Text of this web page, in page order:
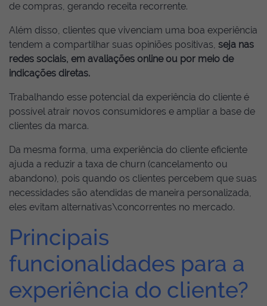
de compras, gerando receita recorrente.
Além disso, clientes que vivenciam uma boa experiência
tendem a compartilhar suas opiniões positivas, seja nas
redes sociais, em avaliações online ou por meio de
indicações diretas.
Trabalhando esse potencial da experiência do cliente é
possível atrair novos consumidores e ampliar a base de
clientes da marca.
Da mesma forma, uma experiência do cliente eficiente
ajuda a reduzir a taxa de churn (cancelamento ou
abandono), pois quando os clientes percebem que suas
necessidades são atendidas de maneira personalizada,
eles evitam alternativas\concorrentes no mercado.
Principais
funcionalidades para a
experiência do cliente?